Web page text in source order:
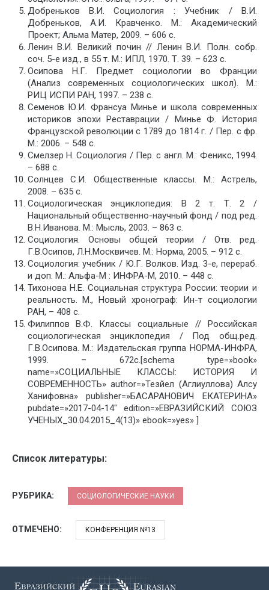
Добреньков В.И. Социология : Учебник / В.И.
Добреньков, А.И. Кравченко. М.: Академический
Проект; Альма Матер, 2009. – 606 с.
Ленин В.И. Великий почин // Ленин В.И. Полн. собр.
соч. 5-е изд., в 55 т. М.: ИПЛ, 1970. Т. 39. – 623 с.
Осипова Н.Г. Предмет социологии во Франции
(Анализ современных социологических школ). М.:
РИЦ ИСПИ РАН, 1997. – 238 с.
Семенов Ю.И. Франсуа Минье и школа современных
историков эпохи Реставрации / Минье Ф. История
Французской революции с 1789 до 1814 г. / Пер. с фр.
М.: 2006. – 548 c.
Смелзер Н. Социология / Пер. с англ. М.: Феникс, 1994.
– 688 с.
Солнцев С.И. Общественные классы. М.: Астрель,
2008. – 635 с.
Социологическая энциклопедия: В 2 т. Т. 2 /
Национальный общественно-научный фонд / под ред.
В.Н.Ивано­ва. М.: Мысль, 2003. – 863 с.
Социология. Основы общей теории / Отв. ред.
Г.В.Осипов, Л.Н.Москвичев. М.: Норма, 2005. – 912 с.
Социология: учебник / Ю.Г. Волков. Изд. 3-е, перераб.
и доп. М.: Альфа-М : ИНФРА-М, 2010. – 448 с.
Тихонова Н.Е. Социальная структура России: теории и
реальность. М., Новый хронограф: Ин-т социологии
РАН, – 408 с.
Филиппов В.Ф. Классы социальные // Российская
социологическая энциклопедия / Под общ.ред.
Г.В.Осипова. М.: Издательская группа НОРМА-ИНФРА,
1999. – 672с.[schema type=»book»
name=»СОЦИАЛЬНЫЕ КЛАССЫ: ИСТОРИЯ И
СОВРЕМЕННОСТЬ» author=»Тезйел (Аглиуллова) Алсу
Ханифовна» publisher=»БАСАРАНОВИЧ ЕКАТЕРИНА»
pubdate=»2017-04-14″ edition=»ЕВРАЗИЙСКИЙ СОЮЗ
УЧЕНЫХ_30.04.2015_4(13)» ebook=»yes» ]
Список литературы:
РУБРИКА: СОЦИОЛОГИЧЕСКИЕ НАУКИ
ОТМЕЧЕНО: КОНФЕРЕНЦИЯ №13